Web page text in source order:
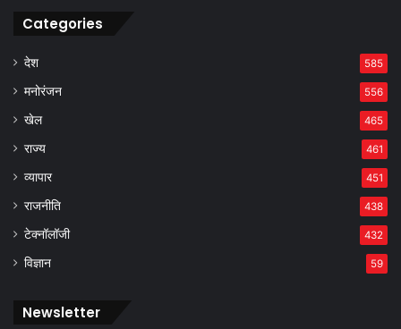
Categories
देश 585
मनोरंजन 556
खेल 465
राज्य 461
व्यापार 451
राजनीति 438
टेक्नॉलॉजी 432
विज्ञान 59
Newsletter